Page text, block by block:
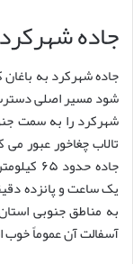
جاده
شود مسیر اصلی
شهرکرد را به سمت
تالاب چغاخور عبور
جاده
یک ساعت و پانزده
به مناطق جنوبی
آسفالت آن عموماً